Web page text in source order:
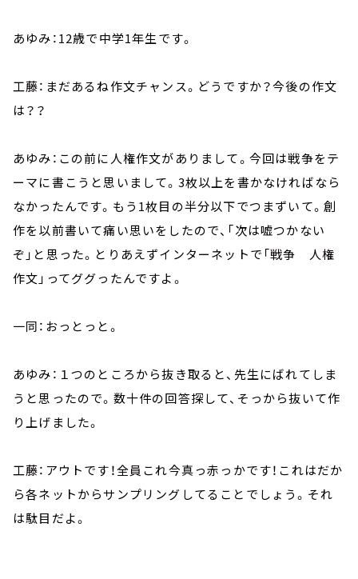
あゆみ：12歳で中学1年生です。
工藤：まだあるね作文チャンス。どうですか？今後の作文
は？？
あゆみ：この前に人権作文がありまして。今回は戦争をテ
ーマに書こうと思いまして。3枚以上を書かなければなら
なかったんです。もう1枚目の半分以下でつまずいて。創
作を以前書いて痛い思いをしたので、「次は嘘つかない
ぞ」と思った。とりあえずインターネットで「戦争 人権
作文」ってググったんですよ。
一同：おっとっと。
あゆみ：１つのところから抜き取ると、先生にばれてしま
うと思ったので。数十件の回答探して、そっから抜いて作
り上げました。
工藤：アウトです！全員これ今真っ赤っかです！これはだか
ら各ネットからサンプリングしてることでしょう。それ
は駄目だよ。